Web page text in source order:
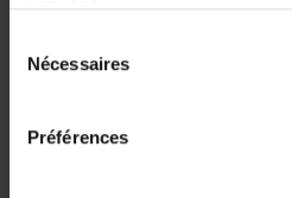
Nécessaires
Préférences
Pâques